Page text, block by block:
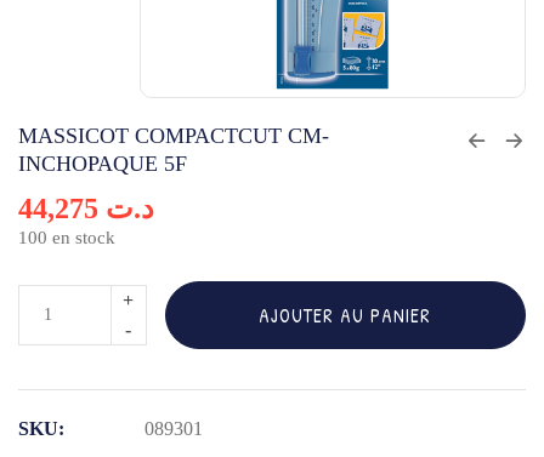
MASSICOT COMPACTCUT CM-
INCHOPAQUE 5F
د.ت
100 en stock
CM-
AJOUTER AU PANIER
SKU:
089301